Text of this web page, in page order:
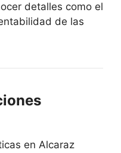
detalles como el
de las
en Alcaraz